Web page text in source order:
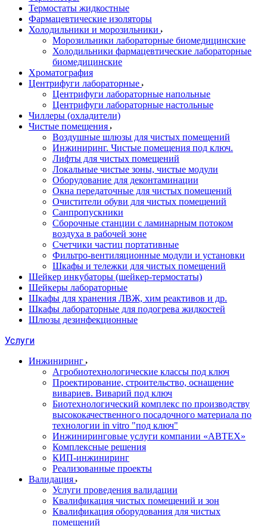
Термостаты жидкостные
Фармацевтические изоляторы
Холодильники и морозильники
Морозильники лабораторные биомедицинские
Холодильники фармацевтические лабораторные
биомедицинские
Хроматография
Центрифуги лабораторные
Центрифуги лабораторные напольные
Центрифуги лабораторные настольные
Чиллеры (охладители)
Чистые помещения
Воздушные шлюзы для чистых помещений
Инжиниринг. Чистые помещения под ключ.
Лифты для чистых помещений
Локальные чистые зоны, чистые модули
Оборудование для деконтаминации
Окна передаточные для чистых помещений
Очистители обуви для чистых помещений
Санпропускники
Сборочные станции с ламинарным потоком
воздуха в рабочей зоне
Счетчики частиц портативные
Фильтро-вентиляционные модули и установки
Шкафы и тележки для чистых помещений
Шейкер инкубаторы (шейкер-термостаты)
Шейкеры лабораторные
Шкафы для хранения ЛВЖ, хим реактивов и др.
Шкафы лабораторные для подогрева жидкостей
Шлюзы дезинфекционные
Услуги
Инжиниринг
Агробиотехнологические классы под ключ
Проектирование, строительство, оснащение
вивариев. Виварий под ключ
Биотехнологический комплекс по производству
высококачественного посадочного материала по
технологии in vitro "под ключ"
Инжиниринговые услуги компании «АВТЕХ»
Комплексные решения
КИП-инжиниринг
Реализованные проекты
Валидация
Услуги проведения валидации
Квалификация чистых помещений и зон
Квалификация оборудования для чистых
помещений